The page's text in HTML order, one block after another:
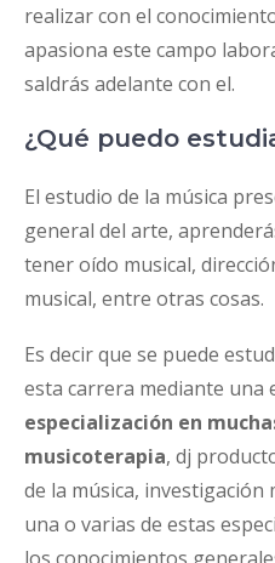
realizar con el
apasiona este campo
saldrás adelante con el.
¿Qué puedo
El estudio de la música
general del arte,
tener oído musical,
musical, entre otras cosas.
Es decir que se puede
esta carrera mediante una
especialización en
musicoterapia, dj
de la música, investigación
una o varias de estas